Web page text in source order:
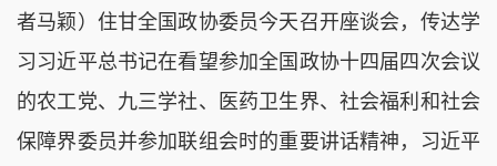
者马颖）住甘全国政协委员今天召开座谈会，传达学
习习近平总书记在看望参加全国政协十四届四次会议
的农工党、九三学社、医药卫生界、社会福利和社会
保障界委员并参加联组会时的重要讲话精神，习近平